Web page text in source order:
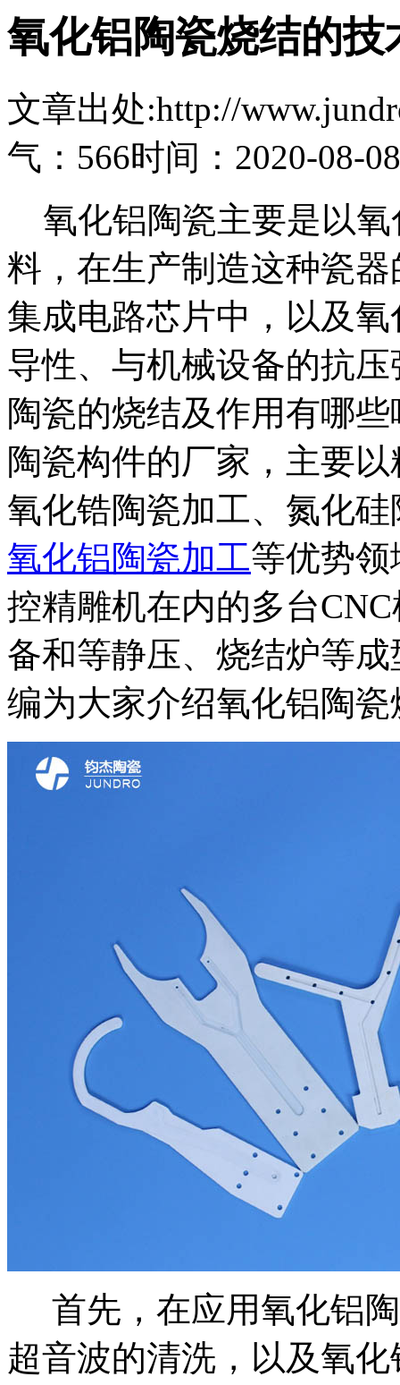
氧化铝陶瓷烧结的技
文章出处:http://
气：566时间：2020-08-08
氧化铝陶瓷主要是以氧
料，在生产制造这种瓷
集成电路芯片中，以及
导性、与机械设备的抗
陶瓷的烧结及作用有哪
陶瓷构件的厂家，主要
氧化锆陶瓷加工、氮化
氧化铝陶瓷加工等优势
控精雕机在内的多台
备和等静压、烧结炉等
编为大家介绍氧化铝陶
首先，在应用氧化铝
超音波的清洗，以及氧